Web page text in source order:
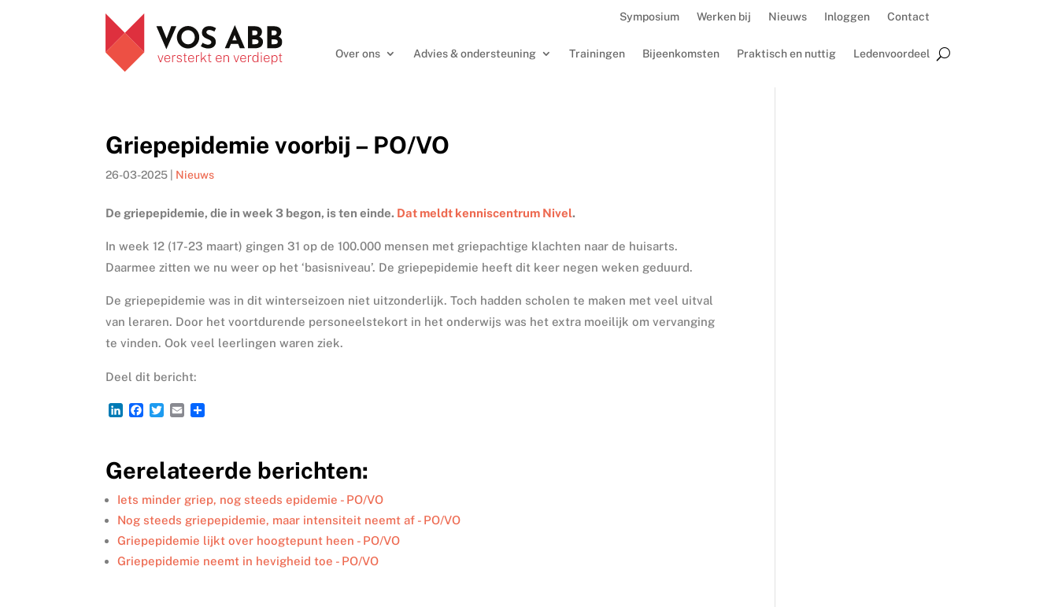
Symposium Werken bij Nieuws Inloggen Contact
Over ons Advies & ondersteuning Trainingen Bijeenkomsten Praktisch en nuttig Ledenvoordeel
Griepepidemie voorbij – PO/VO
26-03-2025 Nieuws
De griepepidemie, die in week 3 begon, is ten einde. Dat meldt kenniscentrum Nivel.
In week 12 (17-23 maart) gingen 31 op de 100.000 mensen met griepachtige klachten naar de huisarts.
Daarmee zitten we nu weer op het ‘basisniveau’. De griepepidemie heeft dit keer negen weken geduurd.
De griepepidemie was in dit winterseizoen niet uitzonderlijk. Toch hadden scholen te maken met veel uitval
van leraren. Door het voortdurende personeelstekort in het onderwijs was het extra moeilijk om vervanging
te vinden. Ook veel leerlingen waren ziek.
Deel dit bericht:
L
e
d
I
n
F
b
o
o
k
T
t
e
r
E
l
n
Gerelateerde berichten:
Iets minder griep, nog steeds epidemie - PO/VO
Nog steeds griepepidemie, maar intensiteit neemt af - PO/VO
Griepepidemie lijkt over hoogtepunt heen - PO/VO
Griepepidemie neemt in hevigheid toe - PO/VO